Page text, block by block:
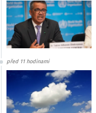
před 11 hodinami